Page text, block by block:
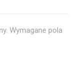
Wymagane pola